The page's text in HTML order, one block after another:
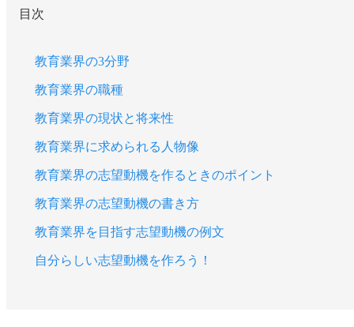
目次
教育業界の3分野
教育業界の職種
教育業界の現状と将来性
教育業界に求められる人物像
教育業界の志望動機を作るときのポイント
教育業界の志望動機の書き方
教育業界を目指す志望動機の例文
自分らしい志望動機を作ろう！